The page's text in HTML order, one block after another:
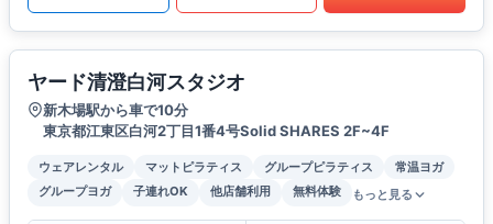
ヤード清澄白河スタジオ
新木場駅から車で10分
東京都江東区白河2丁目1番4号Solid SHARES 2F~4F
ウェアレンタル マットピラティス グループピラティス
常温ヨガ
グループヨガ
子連れOK 他店舗利用 無料体験 もっと見る